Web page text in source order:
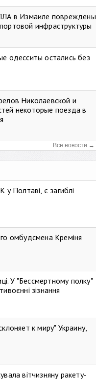
в Измаиле повреждены
инфраструктуры
одесситы остались без
Николаевской и
некоторые поезда в
Все новости →
у Полтаві, є загиблі
омбудсмена Креміня
У "Бессмертному полку"
зізнання
к миру" Украину,
вітчизняну ракету-